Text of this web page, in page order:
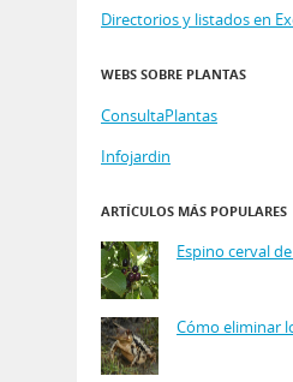
Directorios y listados en
WEBS SOBRE PLANTAS
ConsultaPlantas
Infojardin
ARTÍCULOS MÁS POPULARES
Espino cerval
Cómo eliminar